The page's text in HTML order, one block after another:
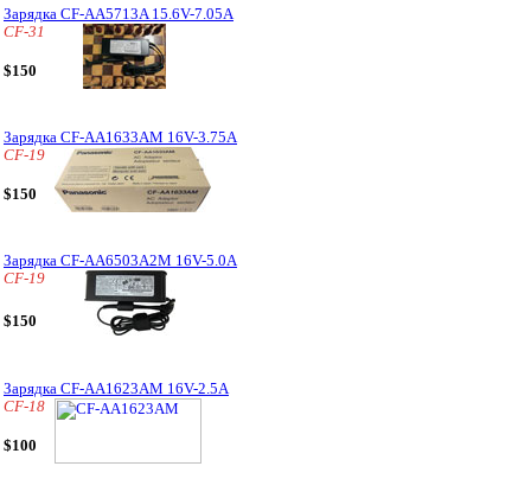
Зарядка CF-AA5713A 15.6V-7.05A
CF-31
$150
Зарядка CF-AA1633AM 16V-3.75A
CF-19
$150
Зарядка CF-AA6503A2M 16V-5.0A
CF-19
$150
Зарядка CF-AA1623AM 16V-2.5A
CF-18
$100